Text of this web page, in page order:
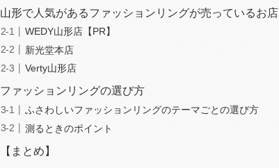
山形で人気があるファッションリングが売っているお店
WEDY山形店【PR】
新光堂本店
Verty山形店
ファッションリングの選び方
ふさわしいファッションリングのテーマごとの選び方
測るときのポイント
【まとめ】